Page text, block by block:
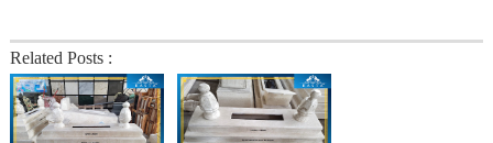
Related Posts :